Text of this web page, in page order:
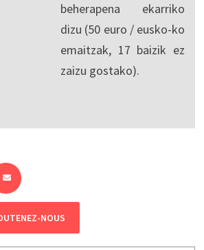
beherapena ekarriko
dizu (50 euro / eusko-ko
emaitzak, 17 baizik ez
zaizu gostako).
NOUS